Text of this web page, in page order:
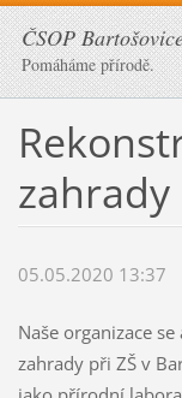
ČSOP
Pomáháme přírodě.
zahrady
05.05.2020 13:37
Naše organizace
zahrady při ZŠ v